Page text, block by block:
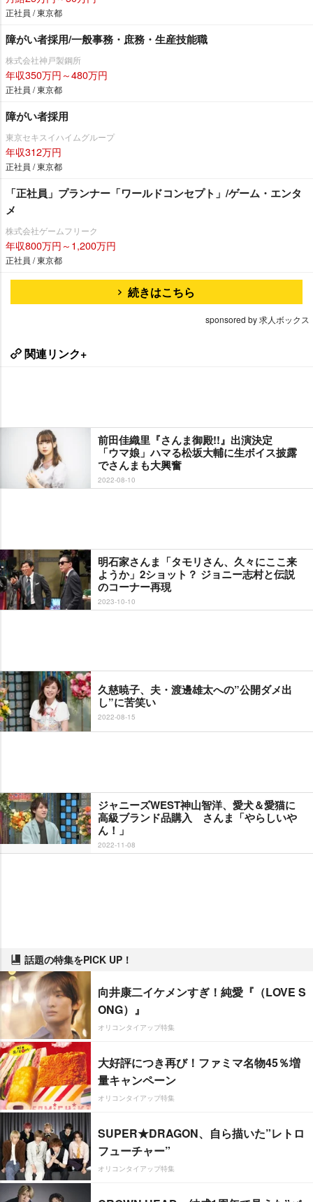
正社員 / 東京都
障がい者採用/一般事務・庶務・生産技能職
株式会社神戸製鋼所
年収350万円～480万円
正社員 / 東京都
障がい者採用
東京セキスイハイムグループ
年収312万円
正社員 / 東京都
「正社員」プランナー「ワールドコンセプト」/ゲーム・エンタ
メ
株式会社ゲームフリーク
年収800万円～1,200万円
正社員 / 東京都
続きはこちら
sponsored by 求人ボックス
関連リンク+
前田佳織里『さんま御殿!!』出演決定
「ウマ娘」ハマる松坂大輔に生ボイス披露
でさんまも大興奮
2022-08-10
明石家さんま「タモリさん、久々にここ来
ようか」2ショット？ ジョニー志村と伝説
のコーナー再現
2023-10-10
久慈暁子、夫・渡邊雄太への”公開ダメ出
し”に苦笑い
2022-08-15
ジャニーズWEST神山智洋、愛犬＆愛猫に
高級ブランド品購入 さんま「やらしい
ん！」
2022-11-08
話題の特集をPICK UP！
向井康二イケメンすぎ！純愛『（LOVE S
ONG）』
オリコンタイアップ特集
大好評につき再び！ファミマ名物45％増
量キャンペーン
オリコンタイアップ特集
SUPER★DRAGON、自ら描いた”レトロ
フューチャー”
オリコンタイアップ特集